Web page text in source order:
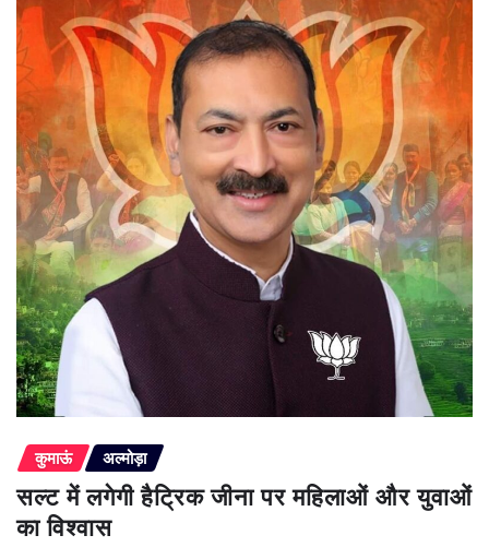
कुमाऊं अल्मोड़ा
सल्ट में लगेगी हैट्रिक जीना पर महिलाओं और युवाओं
का विश्वास